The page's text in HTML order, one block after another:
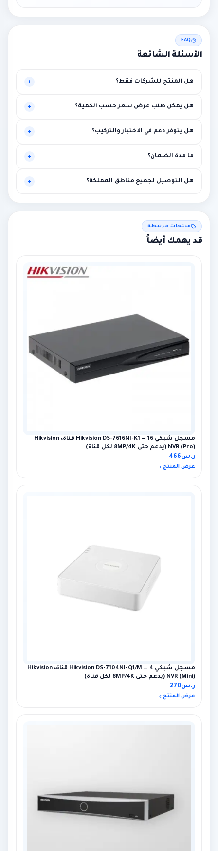
FAQ
الأسئلة الشائعة
هل المنتج للشركات فقط؟
مستوى أعلى من الاستقرار.
هل يمكن طلب عرض سعر حسب الكمية؟
هل يتوفر دعم في الاختيار والتركيب؟
ما مدة الضمان؟
هل التوصيل لجميع مناطق المملكة؟
منتجات مرتبطة
قد يهمك أيضاً
مسجل شبكي Hikvision DS-7616NI-K1 — 16 قناة، Hikvision
NVR (Pro) (يدعم حتى 8MP/4K لكل قناة)
ر.س466
عرض المنتج
مسجل شبكي Hikvision DS-7104NI-Q1/M — 4 قناة، Hikvision
NVR (Mini) (يدعم حتى 8MP/4K لكل قناة)
ر.س270
عرض المنتج